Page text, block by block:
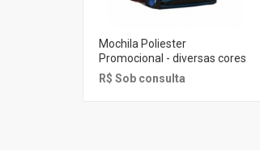
Mochila Poliester
Promocional - diversas cores
R$ Sob consulta